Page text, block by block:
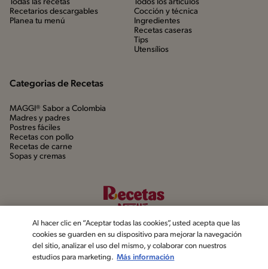
Todas las recetas
Recetarios descargables
Planea tu menú
Todos los artículos
Cocción y técnica
Ingredientes
Recetas caseras
Tips
Utensílios
Categorias de Recetas
MAGGI® Sabor a Colombia
Madres y padres
Postres fáciles
Recetas con pollo
Recetas de carne
Sopas y cremas
©2022, Nestlé. Marcas registradas por Société dels Produits Nestlé,
Al hacer clic en “Aceptar todas las cookies”, usted acepta que las
cookies se guarden en su dispositivo para mejorar la navegación
del sitio, analizar el uso del mismo, y colaborar con nuestros
estudios para marketing. Más información